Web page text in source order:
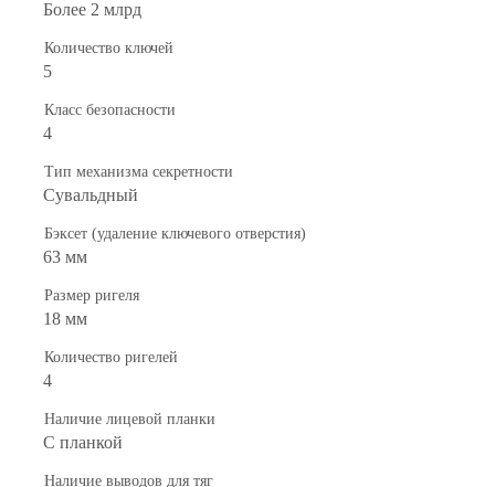
Более 2 млрд
Количество ключей
5
Класс безопасности
4
Тип механизма секретности
Сувальдный
Бэксет (удаление ключевого отверстия)
63 мм
Размер ригеля
18 мм
Количество ригелей
4
Наличие лицевой планки
С планкой
Наличие выводов для тяг